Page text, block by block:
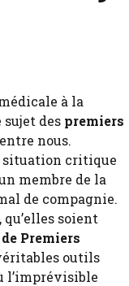
à la
des premiers
nous.
situation critique
membre de la
de compagnie.
, qu’elles soient
Premiers
outils
l’imprévisible